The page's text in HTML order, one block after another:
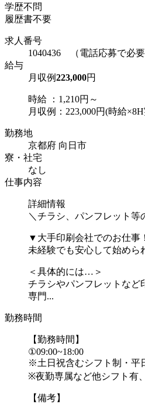
学歴不問
履歴書不要
求人番号
1040436 （電話応募で必要
給与
月収例223,000円
時給 ：1,210円～
月収例：223,000円(時給
勤務地
京都府 向日市
寮・社宅
なし
仕事内容
詳細情報
＼チラシ、パンフレット等
▼大手印刷会社でのお仕事！
未経験でも安心して始め
＜具体的には…＞
チラシやパンフレットなど
専門...
勤務時間
【勤務時間】
①09:00~18:00
※土日祝含むシフト制・平
※夜勤専属など他シフト有
【備考】